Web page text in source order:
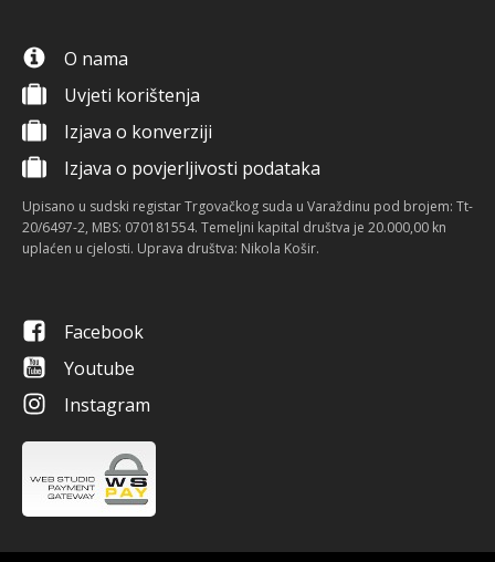
O nama
Uvjeti korištenja
Izjava o konverziji
Izjava o povjerljivosti podataka
Upisano u sudski registar Trgovačkog suda u Varaždinu pod brojem: Tt-
20/6497-2, MBS: 070181554. Temeljni kapital društva je 20.000,00 kn
uplaćen u cjelosti. Uprava društva: Nikola Košir.
Facebook
Youtube
Instagram